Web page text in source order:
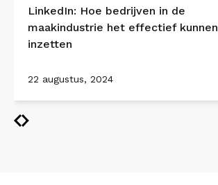
LinkedIn: Hoe bedrijven in de
maakindustrie het effectief kunnen
inzetten
22 augustus, 2024